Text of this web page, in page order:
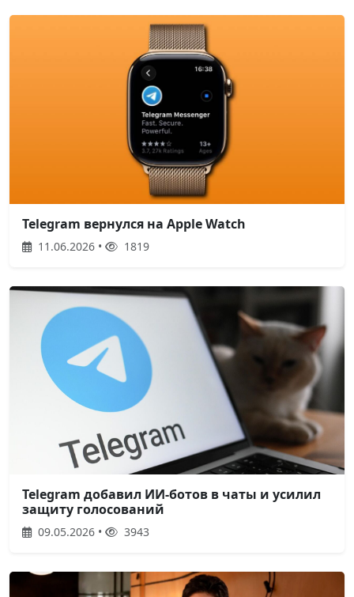
Telegram вернулся на Apple Watch
11.06.2026 • 1819
Telegram добавил ИИ-ботов в чаты и усилил
защиту голосований
09.05.2026 • 3943